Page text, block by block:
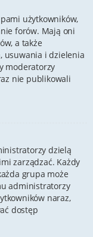
użytkowników,
forów. Mają oni
a także
usuwania i dzielenia
moderatorzy
nie publikowali
dzielą
zarządzać. Każdy
grupa może
administratorzy
naraz,
dostęp